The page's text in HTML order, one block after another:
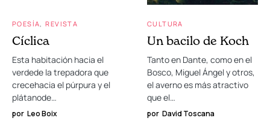
POESÍA REVISTA
Cíclica
Esta habitación hacia el
verdede la trepadora que
crecehacia el púrpura y el
plátanode…
por Leo Boix
CULTURA
Un bacilo de Koch
Tanto en Dante, como en el
Bosco, Miguel Ángel y otros,
el averno es más atractivo
que el…
por David Toscana